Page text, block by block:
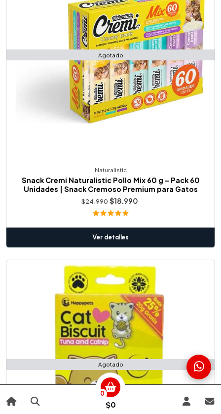
0
$0
Agotado
Naturalistic
Snack Cremi Naturalistic Pollo Mix 60 g – Pack 60
Unidades | Snack Cremoso Premium para Gatos
$24.990 $18.990
Ver detalles
Agotado